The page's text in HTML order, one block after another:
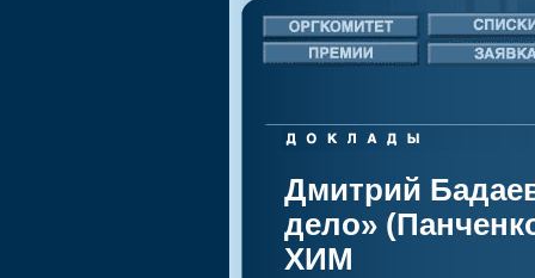
Дмитрий
дело»
ХИМ